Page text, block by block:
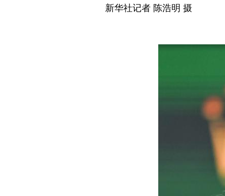
新华社记者 陈浩明 摄